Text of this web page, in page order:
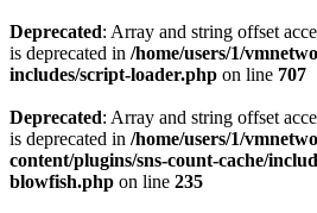
Deprecated: Array and string offset
is deprecated in /home/users/1/
includes/script-loader.php on line 707
Deprecated: Array and string offset
is deprecated in /home/users/1/
content/plugins/sns-count-cache/
blowfish.php on line 235